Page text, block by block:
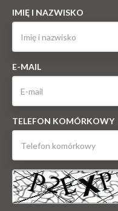
IMIĘ I NAZWISKO
E-MAIL
TELEFON KOMÓRKOWY